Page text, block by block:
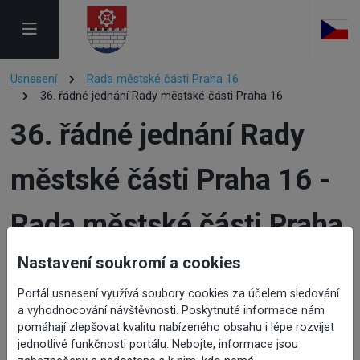
Usnesení
Rada městské části Praha 16
36. řádné jednání Rady městské části Praha 16
36. řádné jednání Rady
městské části Praha 16 -
Rada městské části Praha
16
Nastavení soukromí a cookies
Portál usnesení využívá soubory cookies za účelem sledování
a vyhodnocování návštěvnosti. Poskytnuté informace nám
pomáhají zlepšovat kvalitu nabízeného obsahu i lépe rozvíjet
jednotlivé funkčnosti portálu. Nebojte, informace jsou